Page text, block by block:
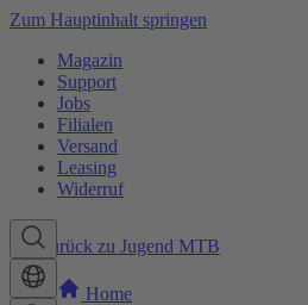
Zum Hauptinhalt springen
Magazin
Support
Jobs
Filialen
Versand
Leasing
Widerruf
Zurück zu Jugend MTB
Home